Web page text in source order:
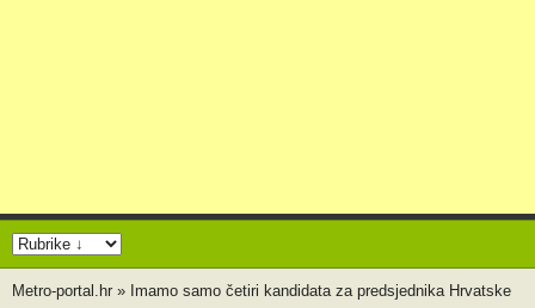
Metro-portal.hr » Imamo samo četiri kandidata za predsjednika Hrvatske